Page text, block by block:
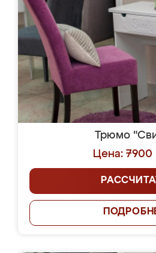
Трюмо
Цена: 7900